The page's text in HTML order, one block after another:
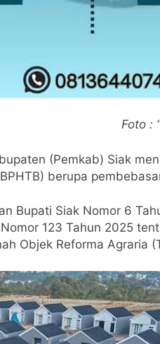
Foto :
(Pemkab) Siak
berupa
Bupati Siak Nomor 6
123 Tahun 2025
Objek Reforma Agraria